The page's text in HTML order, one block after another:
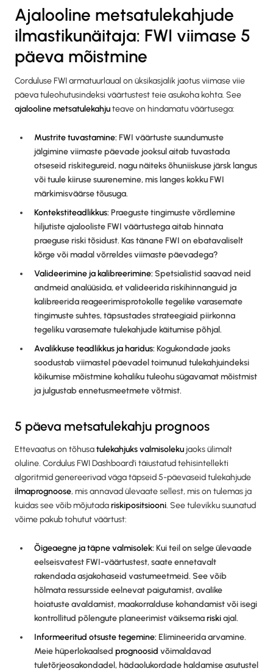
Ajalooline metsatulekahjude
ilmastikunäitaja: FWI viimase 5
päeva mõistmine
Corduluse FWI armatuurlaual on üksikasjalik jaotus viimase viie
päeva tuleohutusindeksi väärtustest teie asukoha kohta. See
ajalooline metsatulekahjuteave on hindamatu väärtusega:
Mustrite tuvastamine: FWI väärtuste suundumuste
jälgimine viimaste päevade jooksul aitab tuvastada
otseseid riskitegureid, nagu näiteks õhuniiskuse järsk langus
või tuule kiiruse suurenemine, mis langes kokku FWI
märkimisväärse tõusuga.
Kontekstiteadlikkus: Praeguste tingimuste võrdlemine
hiljutiste ajalooliste FWI väärtustega aitab hinnata
praeguse riski tõsidust. Kas tänane FWI on ebatavaliselt
kõrge või madal võrreldes viimaste päevadega?
Valideerimine ja kalibreerimine: Spetsialistid saavad neid
andmeid analüüsida, et valideerida riskihinnanguid ja
kalibreerida reageerimisprotokolle tegelike varasemate
tingimuste suhtes, täpsustades strateegiaid piirkonna
tegeliku varasemate tulekahjude käitumise põhjal.
Avalikkuse teadlikkus ja haridus: Kogukondade jaoks
soodustab viimastel päevadel toimunud tulekahjuindeksi
kõikumise mõistmine kohaliku tuleohu sügavamat mõistmist
ja julgustab ennetusmeetmete võtmist.
5 päeva metsatulekahju prognoos
Ettevaatus on tõhusatulekahjuks valmisoleku jaoks ülimalt
oluline. Cordulus FWI Dashboard'i täiustatud tehisintellekti
algoritmid genereerivad väga täpseid 5-päevaseid tulekahjude
ilmaprognoose, mis annavad ülevaate sellest, mis on tulemas ja
kuidas see võib mõjutadariskipositsiooni. See tulevikku suunatud
võime pakub tohutut väärtust:
Õigeaegne ja täpne valmisolek: Kui teil on selge ülevaade
eelseisvatest FWI-väärtustest, saate ennetavalt
rakendada asjakohaseid vastumeetmeid. See võib
hõlmata ressursside eelnevat paigutamist, avalike
hoiatuste avaldamist, maakorralduse kohandamist või isegi
kontrollitud põlengute planeerimist väiksemariskiajal.
Informeeritud otsuste tegemine: Elimineerida arvamine.
Meie hüperlokaalsed prognoosid võimaldavad
tuletõrjeosakondadel, hädaolukordade haldamise asutustel